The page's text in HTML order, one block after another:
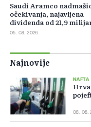
Saudi Aramco
očekivanja, najavljena
dividenda od 21,9
dolara
05. 08. 2026.
Najnovije
NAFTA
08. 08.